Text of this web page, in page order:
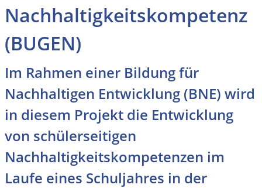
Nachhaltigkeitskompetenz
(BUGEN)
Im Rahmen einer Bildung für
Nachhaltigen Entwicklung (BNE) wird
in diesem Projekt die Entwicklung
von schülerseitigen
Nachhaltigkeitskompetenzen im
Laufe eines Schuljahres in der